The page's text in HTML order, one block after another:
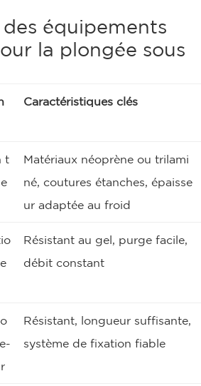
équipements
la plongée sous
Caractéristiques clés
t
Matériaux néoprène ou trilami
né, coutures étanches, épaisse
ur adaptée au froid
Résistant au gel, purge facile,
débit constant
Résistant, longueur suffisante,
système de fixation fiable